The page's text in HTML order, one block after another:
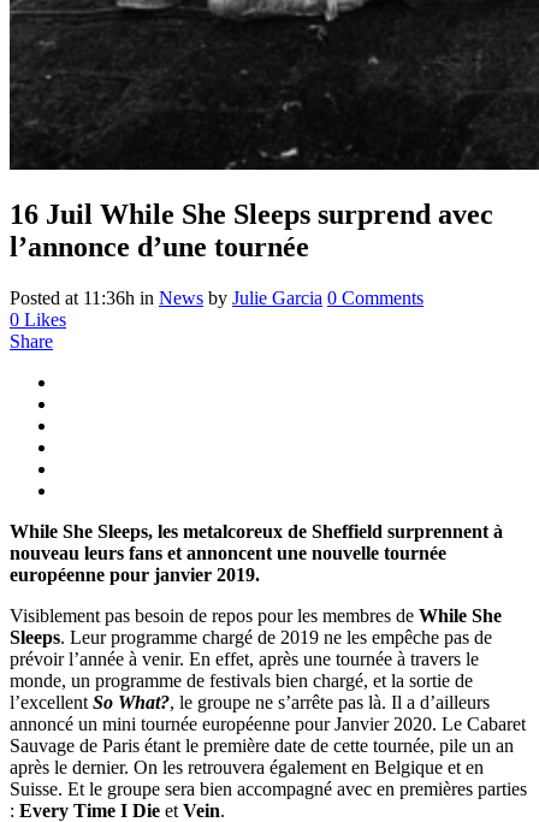
16 Juil While She Sleeps surprend avec
l’annonce d’une tournée
Posted at 11:36h in News by Julie Garcia 0 Comments
0 Likes
Share
While She Sleeps, les metalcoreux de Sheffield surprennent à
nouveau leurs fans et annoncent une nouvelle tournée
européenne pour janvier 2019.
Visiblement pas besoin de repos pour les membres de While She
Sleeps. Leur programme chargé de 2019 ne les empêche pas de
prévoir l’année à venir. En effet, après une tournée à travers le
monde, un programme de festivals bien chargé, et la sortie de
l’excellent So What?, le groupe ne s’arrête pas là. Il a d’ailleurs
annoncé un mini tournée européenne pour Janvier 2020. Le Cabaret
Sauvage de Paris étant le première date de cette tournée, pile un an
après le dernier. On les retrouvera également en Belgique et en
Suisse. Et le groupe sera bien accompagné avec en premières parties
: Every Time I Die et Vein.